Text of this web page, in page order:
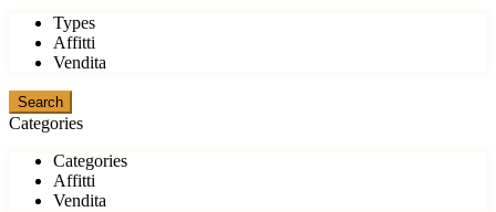
Types
Affitti
Vendita
Categories
Categories
Affitti
Vendita